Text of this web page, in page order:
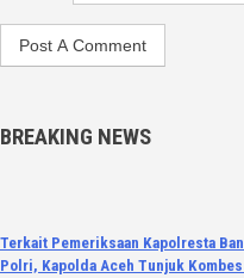
BREAKING NEWS
Terkait Pemeriksaan Kapolresta
Polri, Kapolda Aceh Tunjuk